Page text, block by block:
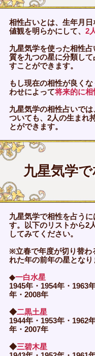
相性占いとは、生年月
値観を明らかにして、 2
九星気学を使った相性
質を九つの星に分類して
すことができます。
もし現在の相性が良く
わせによって将来的に
九星気学の相性占いで
ついても、2人の生まれ
とができます。
九星気学
九星気学で相性を占う
す。以下のリストから2
してみてください。
※立春で年度が切り替わ
れた年の前年の星となり
◆一白水星
1945年・1954年・1963
年・2008年
◆二黒土星
1944年・1953年・1962
年・2007年
◆三碧木星